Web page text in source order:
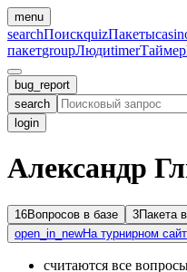
menu
searchПоискquizПакеты
пакетgroupЛюдиtimerТаймер
bug_report
search
login
Александр
16Вопросов в базе 3Пакета
open_in_newНа турнирном
считаются все